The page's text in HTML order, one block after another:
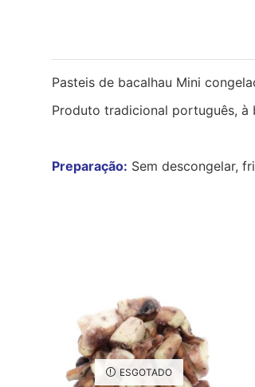
Pasteis de bacalhau Mini
Produto tradicional português, à
Preparação: Sem descongelar,
ESGOTADO